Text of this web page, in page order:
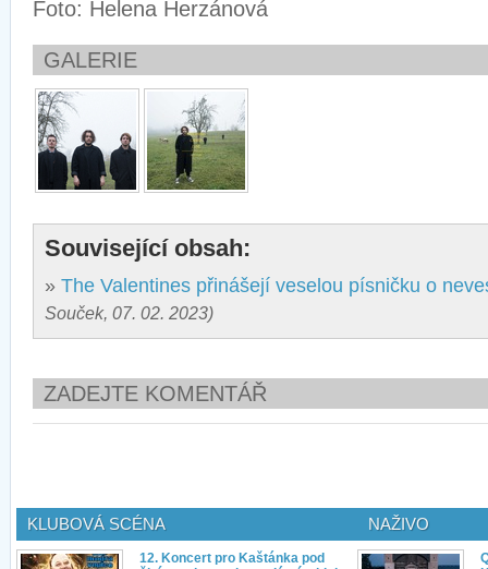
Foto: Helena Herzánová
GALERIE
Související obsah:
» The Valentines přinášejí veselou písničku o
Souček, 07. 02. 2023)
ZADEJTE KOMENTÁŘ
KLUBOVÁ SCÉNA
12. Koncert pro Kaštánka pod
NAŽIVO